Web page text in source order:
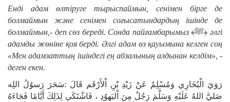
Енді адам өлтіруге тырыспаймын, сенімен бірге де
болмаймын және сенімен соғысатындардың ішінде де
болмаймын,- деп сөз береді. Сонда пайғамбарымыз
﴾ﷺ﴿әлгі
адамды жөніне қоя берді. Әлгі адам өз қауымына келген соң
«Мен адамзаттың ішіндегі ең абзалының алдынан келдім», -
деген екен.
رَوَيَ الْبُخَارِي وَمُسْلِمٌ عَنْ زَيْدِ بْنِ اْلأَرْقَم قَالَ :سَحَرَ رَسوُلُ اللِه
صَليَّ اللهُ عَلَيْهِ وَسَلَّمَ رَجُلٌ مِنَ اْليَهوُدِ ، فَاشْتَكَي لِذَلِكَ أَيَّامًا فَجَاءَهُ